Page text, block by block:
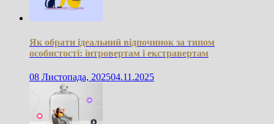
Як обрати ідеальний відпочинок за типом
особистості: інтровертам і екстравертам
08 Листопада, 202504.11.2025